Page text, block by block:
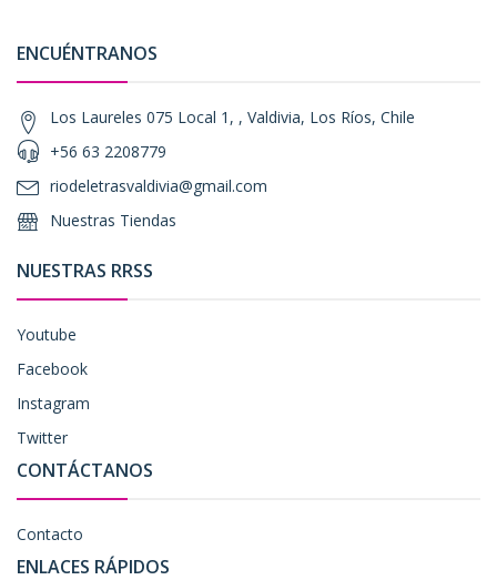
ENCUÉNTRANOS
Los Laureles 075 Local 1, , Valdivia, Los Ríos, Chile
+56 63 2208779
riodeletrasvaldivia@gmail.com
Nuestras Tiendas
NUESTRAS RRSS
Youtube
Facebook
Instagram
Twitter
CONTÁCTANOS
Contacto
ENLACES RÁPIDOS